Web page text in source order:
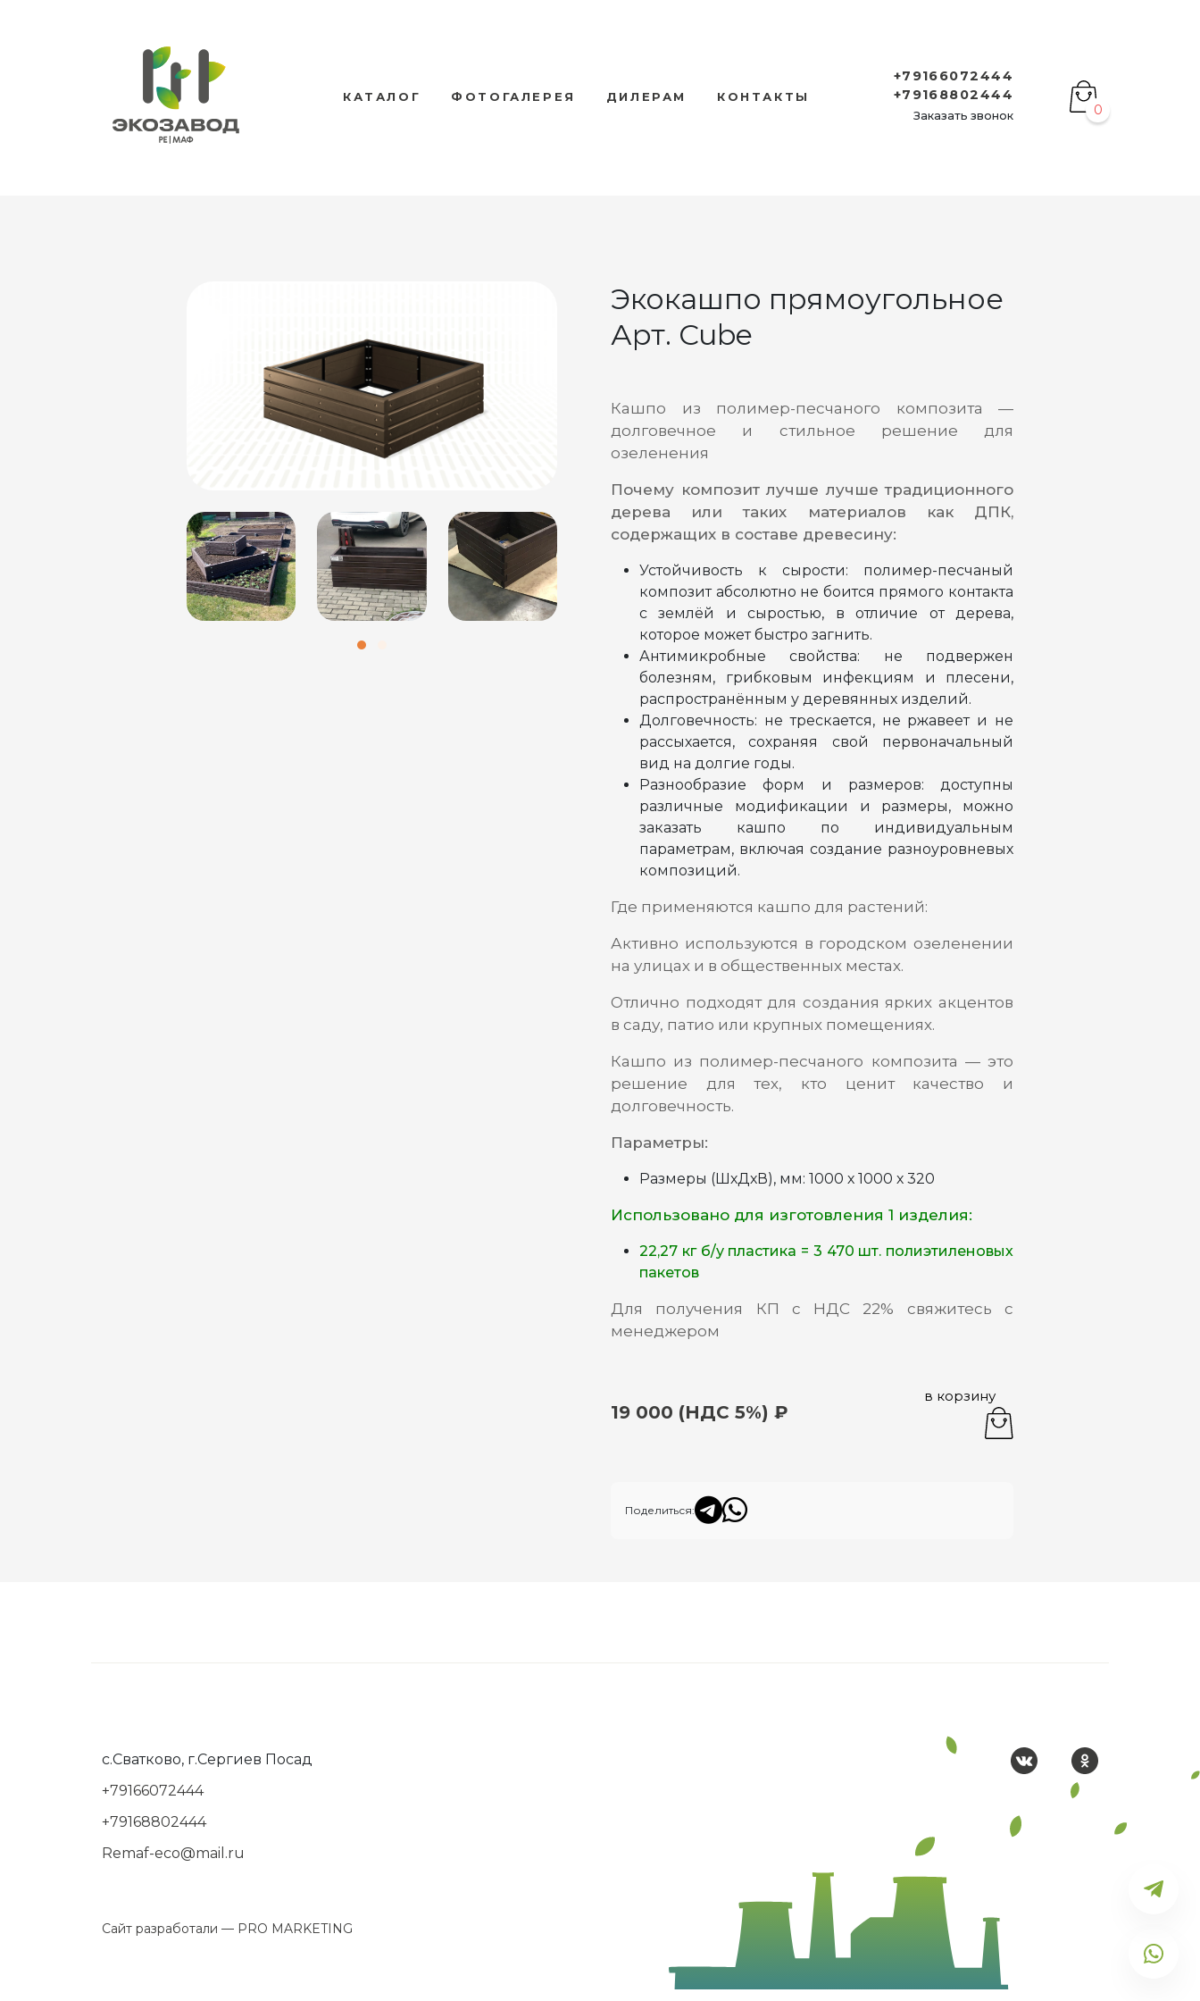
КАТАЛОГ ФОТОГАЛЕРЕЯ ДИЛЕРАМ КОНТАКТЫ
+79166072444
+79168802444
Заказать звонок 0
Экокашпо прямоугольное
Арт. Cube
Кашпо из полимер-песчаного композита —
долговечное и стильное решение для
озеленения
Почему композит лучше лучше традиционного
дерева или таких материалов как ДПК,
содержащих в составе древесину:
Устойчивость к сырости: полимер-песчаный
композит абсолютно не боится прямого контакта
с землёй и сыростью, в отличие от дерева,
которое может быстро загнить.
Антимикробные свойства: не подвержен
болезням, грибковым инфекциям и плесени,
распространённым у деревянных изделий.
Долговечность: не трескается, не ржавеет и не
рассыхается, сохраняя свой первоначальный
вид на долгие годы.
Разнообразие форм и размеров: доступны
различные модификации и размеры, можно
заказать кашпо по индивидуальным
параметрам, включая создание разноуровневых
композиций.
Где применяются кашпо для растений:
Активно используются в городском озеленении
на улицах и в общественных местах.
Отлично подходят для создания ярких акцентов
в саду, патио или крупных помещениях.
Кашпо из полимер-песчаного композита — это
решение для тех, кто ценит качество и
долговечность.
Параметры:
Размеры (ШхДхВ), мм: 1000 х 1000 х 320
Использовано для изготовления 1 изделия:
22,27 кг б/у пластика = 3 470 шт. полиэтиленовых
пакетов
Для получения КП с НДС 22% свяжитесь с
менеджером
19 000 (НДС 5%) ₽
в корзину
Поделиться:
с.Сватково, г.Сергиев Посад
+79166072444
+79168802444
Remaf-eco@mail.ru
Сайт разработали — PRO MARKETING